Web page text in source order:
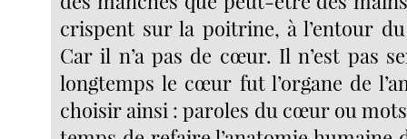
crispent sur la poitrine, à l’entour
Car il n’a pas de cœur. Il n’est pas
longtemps le cœur fut l’organe de
choisir ainsi : paroles du cœur ou